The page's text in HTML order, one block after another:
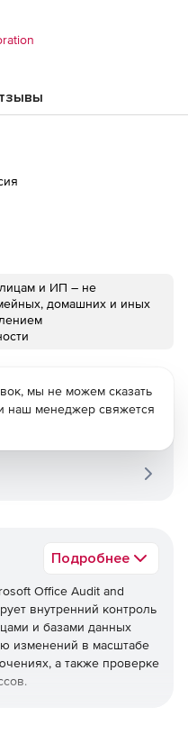
и ИП – не
домашних и иных
Подробнее
Office Audit and
внутренний контроль
и базами данных
изменений в масштабе
а также проверке
мы не можем сказать
наш менеджер свяжется